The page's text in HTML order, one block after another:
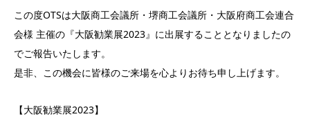
この度OTSは大阪商工会議所・堺商工会議所・大阪府商工会連合
会様 主催の『大阪勧業展2023』に出展することとなりましたの
でご報告いたします。
是非、この機会に皆様のご来場を心よりお待ち申し上げます。
【大阪勧業展2023】